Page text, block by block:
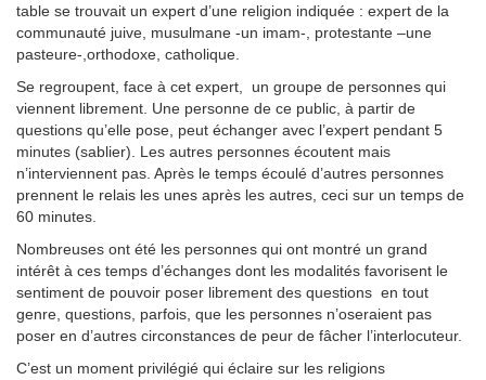
table se trouvait un expert d’une religion indiquée : expert de la
communauté juive, musulmane -un imam-, protestante –une
pasteure-,orthodoxe, catholique.
Se regroupent, face à cet expert, un groupe de personnes qui
viennent librement. Une personne de ce public, à partir de
questions qu’elle pose, peut échanger avec l’expert pendant 5
minutes (sablier). Les autres personnes écoutent mais
n’interviennent pas. Après le temps écoulé d’autres personnes
prennent le relais les unes après les autres, ceci sur un temps de
60 minutes.
Nombreuses ont été les personnes qui ont montré un grand
intérêt à ces temps d’échanges dont les modalités favorisent le
sentiment de pouvoir poser librement des questions en tout
genre, questions, parfois, que les personnes n’oseraient pas
poser en d’autres circonstances de peur de fâcher l’interlocuteur.
C’est un moment privilégié qui éclaire sur les religions